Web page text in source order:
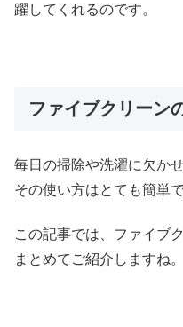
躍してくれるのです。
ファイブクリーン
毎日の掃除や洗濯に欠か
その使い方はとても簡単で
この記事では、ファイブ
まとめてご紹介しますね。